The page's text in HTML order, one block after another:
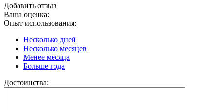
Добавить отзыв
Ваша оценка:
Опыт использования:
Несколько дней
Несколько месяцев
Менее месяца
Больше года
Достоинства: